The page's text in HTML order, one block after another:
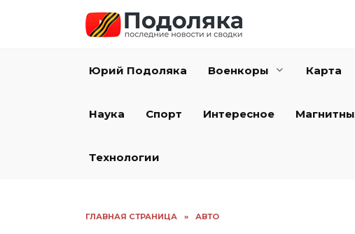
Юрий Подоляка Военкоры Карта
Наука Спорт Интересное
Технологии
ГЛАВНАЯ СТРАНИЦА » АВТО